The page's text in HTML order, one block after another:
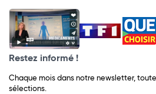
Restez informé !
Chaque mois dans notre newsletter,
sélections.